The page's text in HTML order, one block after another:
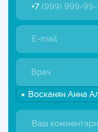
+7 (999) 999-
× Восканян Анна
Врач